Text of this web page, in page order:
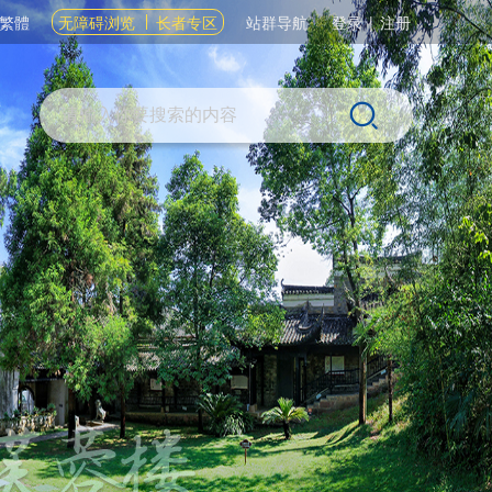
繁體 无障碍浏览 长者专区 站群导航 登录|注册